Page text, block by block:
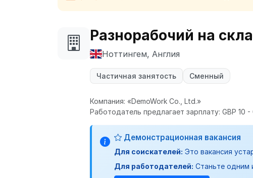
Разнорабочий на
Ноттингем, Англия
Частичная занятость Сменный
Компания: «DemoWork Co., Ltd.»
Работодатель предлагает зарплату: GBP 10 -
Демонстрационная вакансия
Для соискателей: Это вакансия
Для работодателей: Станьте одним